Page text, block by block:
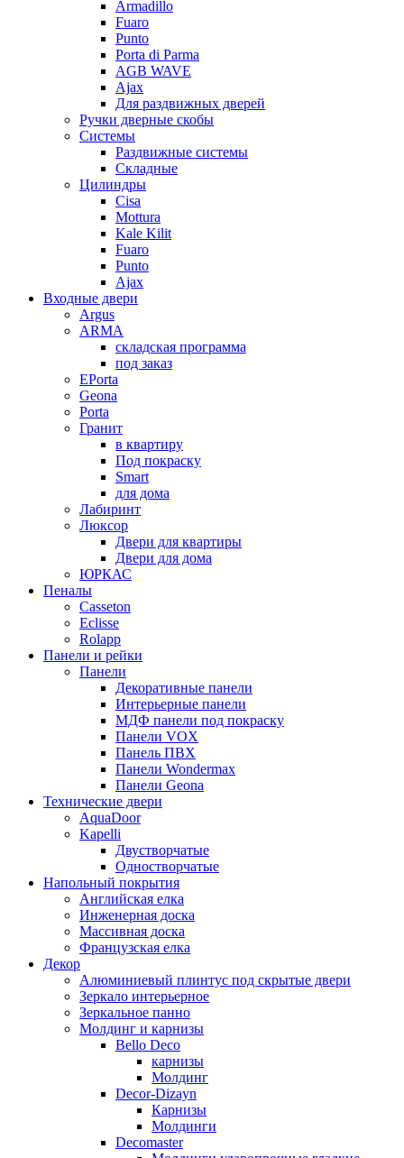
Armadillo
Fuaro
Punto
Porta di Parma
AGB WAVE
Ajax
Для раздвижных дверей
Ручки дверные скобы
Системы
Раздвижные системы
Складные
Цилиндры
Cisa
Mottura
Kale Kilit
Fuaro
Punto
Ajax
Входные двери
Argus
ARMA
складская программа
под заказ
EPorta
Geona
Porta
Гранит
в квартиру
Под покраску
Smart
для дома
Лабиринт
Люксор
Двери для квартиры
Двери для дома
ЮРКАС
Пеналы
Casseton
Eclisse
Rolapp
Панели и рейки
Панели
Декоративные панели
Интерьерные панели
МДФ панели под покраску
Панели VOX
Панель ПВХ
Панели Wondermax
Панели Geona
Технические двери
AquaDoor
Kapelli
Двустворчатые
Одностворчатые
Напольный покрытия
Английская елка
Инженерная доска
Массивная доска
Французская елка
Декор
Алюминиевый плинтус под скрытые двери
Зеркало интерьерное
Зеркальное панно
Молдинг и карнизы
Bello Deco
карнизы
Молдинг
Decor-Dizayn
Карнизы
Молдинги
Decomaster